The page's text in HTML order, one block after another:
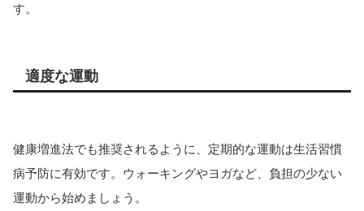
す。
適度な運動
健康増進法でも推奨されるように、定期的な運動は生活習慣
病予防に有効です。ウォーキングやヨガなど、負担の少ない
運動から始めましょう。